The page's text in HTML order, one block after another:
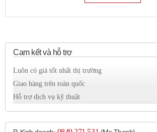
Điều khiển tải:
Tải nhiệt:
Điện trở đốt nóng, lò nhiệt.
Tải động cơ:
Tải chiếu sáng:
Thiết bị bán dẫn công suất lớn.
Cam kết và hỗ trợ
Luôn có giá tốt nhất thị trường
Giao hàng trên toàn quốc
Hỗ trợ dịch vụ kỹ thuật